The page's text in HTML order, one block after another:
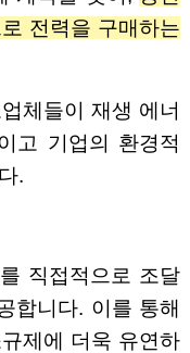
전력을 구매하는
체들이 재생 에너
고 기업의 환경적
.
직접적으로 조달
합니다. 이를 통해
제에 더욱 유연하